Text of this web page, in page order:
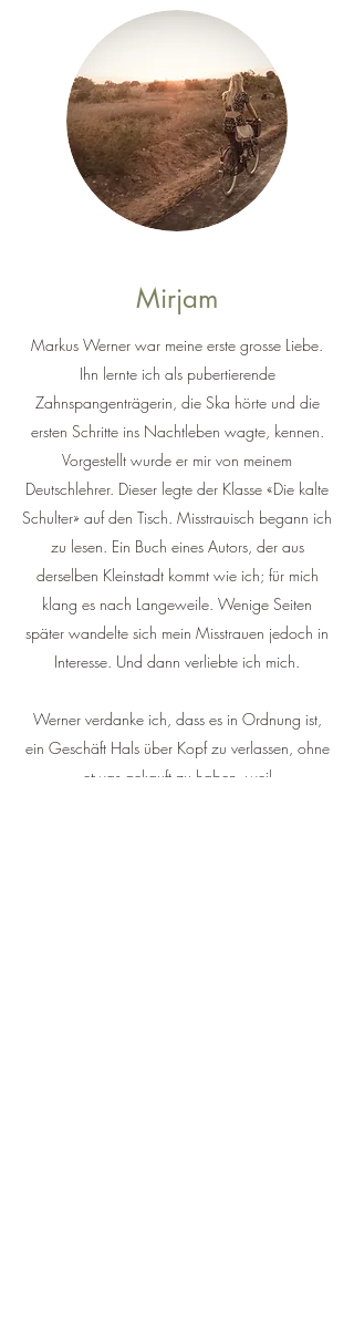
Mirjam
Markus Werner war meine erste grosse Liebe.
Ihn lernte ich als pubertierende
Zahnspangenträgerin, die Ska hörte und die
ersten Schritte ins Nachtleben wagte, kennen.
Vorgestellt wurde er mir von meinem
Deutschlehrer. Dieser legte der Klasse «Die kalte
Schulter» auf den Tisch. Misstrauisch begann ich
zu lesen. Ein Buch eines Autors, der aus
derselben Kleinstadt kommt wie ich; für mich
klang es nach Langeweile. Wenige Seiten
später wandelte sich mein Misstrauen jedoch in
Interesse. Und dann verliebte ich mich.
Werner verdanke ich, dass es in Ordnung ist,
ein Geschäft Hals über Kopf zu verlassen, ohne
etwas gekauft zu haben, weil